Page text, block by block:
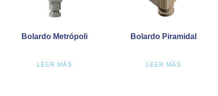
Bolardo Metrópoli
LEER MÁS
Bolardo Piramidal
LEER MÁS